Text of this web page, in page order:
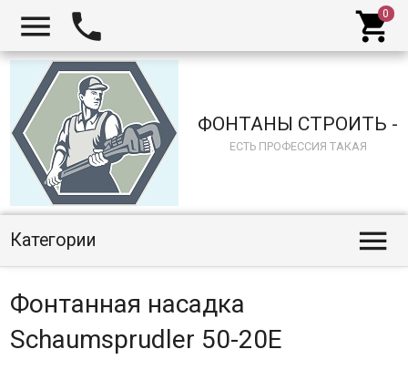
  
ФОНТАНЫ СТРОИТЬ -
ЕСТЬ ПРОФЕССИЯ ТАКАЯ
Категории 
Фонтанная насадка
Schaumsprudler 50-20E